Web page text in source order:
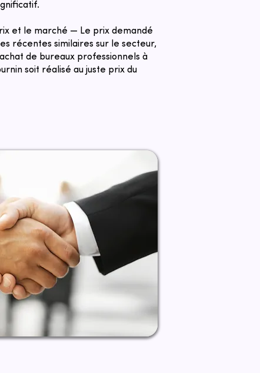
et le marché — Le prix demandé
récentes similaires sur le secteur,
de bureaux professionnels à
soit réalisé au juste prix du